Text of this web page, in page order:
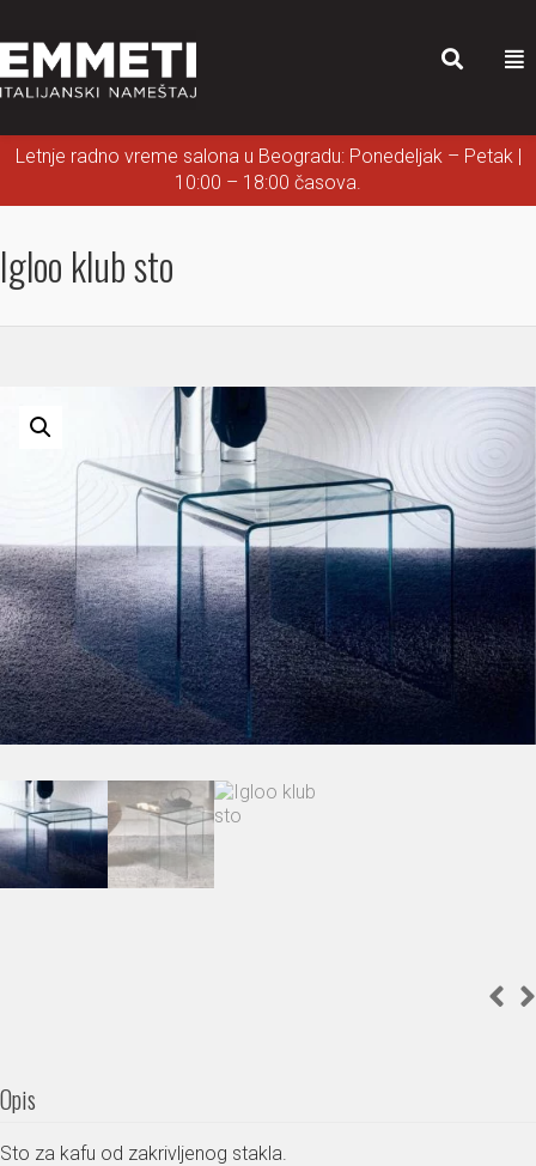
Letnje radno vreme salona u Beogradu: Ponedeljak – Petak |
10:00 – 18:00 časova.
Igloo klub sto
Opis
Sto za kafu od zakrivljenog stakla.